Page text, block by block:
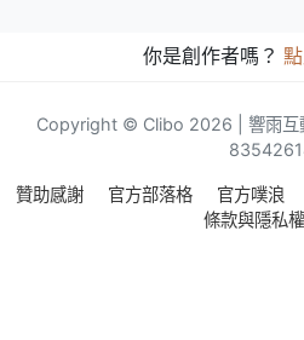
你是創作者嗎？
Copyright © Clibo 2026 | 響雨互
贊助感謝 官方部落格 官方噗浪
條款與隱私